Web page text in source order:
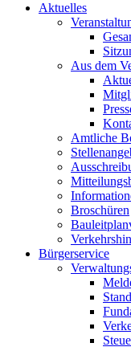
Aktuelles
Aus dem
Amtliche
Broschüren
Bürgerservice